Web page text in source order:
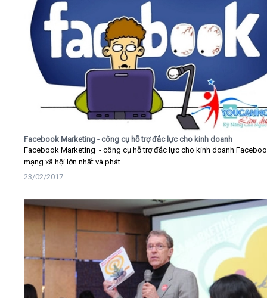
Facebook Marketing - công cụ hỗ trợ đắc lực cho kinh doanh
Facebook Marketing - công cụ hỗ trợ đắc lực cho kinh doanh
mạng xã hội lớn nhất và phát...
23/02/2017